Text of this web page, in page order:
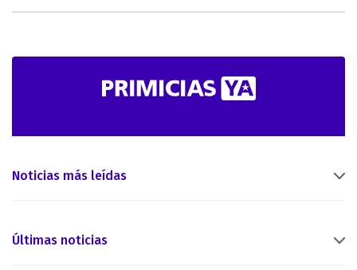
Noticias más leídas
Últimas noticias